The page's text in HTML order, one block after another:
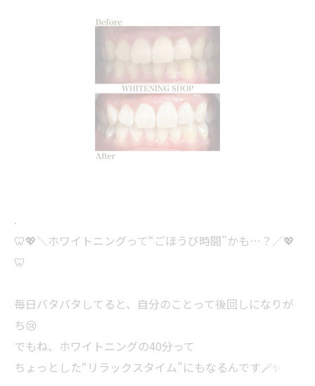
.
🦷💖＼ホワイトニングって“ごほうび時間”かも…？／💖
🦷
毎日バタバタしてると、自分のことって後回しになりが
ち😢
でもね、ホワイトニングの40分って
ちょっとした“リラックスタイム”にもなるんです🪄✨